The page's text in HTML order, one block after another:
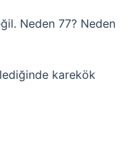
Neden 77? Neden
karekök